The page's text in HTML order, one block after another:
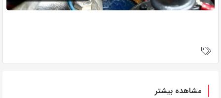
مشاهده بیشتر